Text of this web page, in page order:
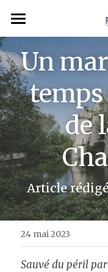
Notre
Les
Visiter
Nos visites
Nos
Nos balades
Profiter
Séjourner
Privatiser
Espace co-
Rechercher
Devenir
Un
temps
de
Article
24 mai 2023
Sauvé du péril
LES
Toutes les
Concert
Marché de Noël
Noël des CC
Festival Médiéval
Nuit des
Les JEP
Les soiree dete